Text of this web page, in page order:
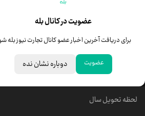
عضویت در کانال بله
برای دریافت آخرین اخبار عضو کانال تجارت نیوز بله
عضویت دوباره نشان نده
قیمت
خبرهای مهم
لحظه تحویل سال